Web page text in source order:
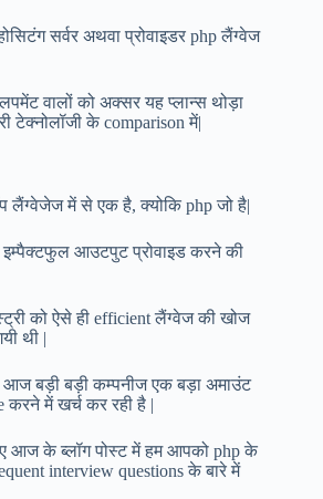
सर्वर अथवा प्रोवाइडर php लैंग्वेज
वालों को अक्सर यह प्लान्स थोड़ा
टेक्नोलॉजी के comparison में|
लैंग्वेजेज में से एक है, क्योकि php जो है|
आउटपुट प्रोवाइड करने की
को ऐसे ही efficient लैंग्वेज की खोज
थी |
बड़ी बड़ी कम्पनीज एक बड़ा अमाउंट
करने में खर्च कर रही है |
आज के ब्लॉग पोस्ट में हम आपको php के
interview questions के बारे में